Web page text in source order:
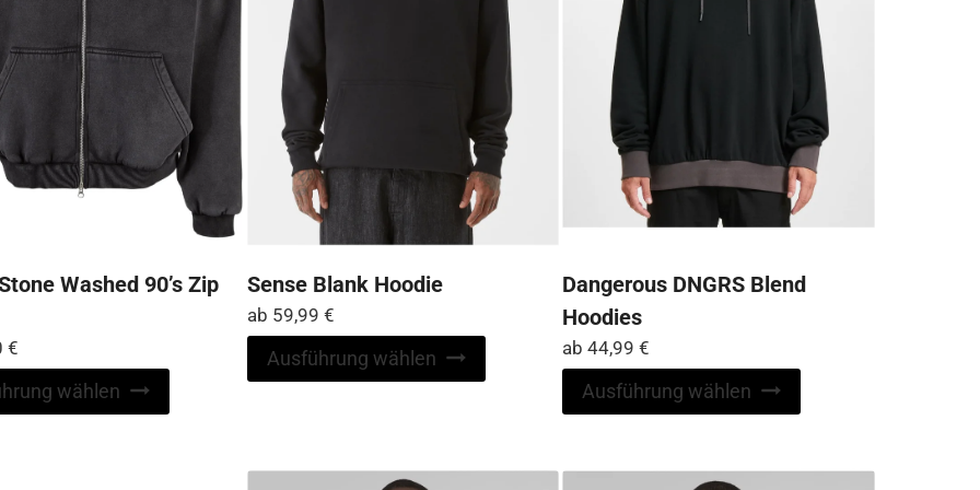
werden
werden
gewählt
werden
Washed 90’s Zip
€
wählen
Produkt
Sense Blank Hoodie
ab 59,99 €
Ausführung wählen
Produkt
Varianten
Dangerous DNGRS Blend
Hoodies
ab44,99€
Ausführung wählen
Produkt
mehrere